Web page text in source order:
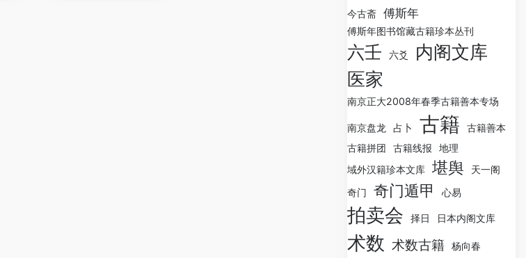
今古斋 傅斯年
傅斯年图书馆藏古籍珍本丛刊
六壬 六爻
内阁文库
医家
南京正大2008年春季古籍善本专场
南京盘龙 占卜 古籍
古籍善本
古籍拼团
古籍线报
地理
域外汉籍珍本文库 堪舆
天一阁
奇门
奇门遁甲 心易
拍卖会 择日 日本内阁文库
术数 术数古籍
杨向春